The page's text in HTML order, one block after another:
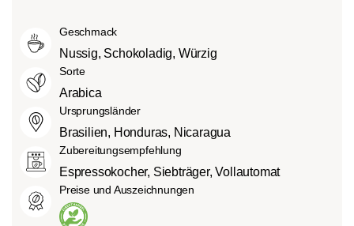
sauer als helle Röstungen, mit
ausgewogenem Geschmack und vollem
Körper.
Dunkle Röstung (French-/Italian):
Schokoladig süßer Körper mit
ausgeprägten Röstaromen und
Bitterstoffen bei geringem Säureanteil.
verschiedenen Faktoren wie der
Bohnensorte, Anbauhöhe, Herkunft und
besonders der Röstung ab.
Geschmack
Nussig, Schokoladig, Würzig
Sorte
Arabica
Ursprungsländer
Brasilien, Honduras, Nicaragua
Zubereitungsempfehlung
Espressokocher, Siebträger, Vollautomat
Preise und Auszeichnungen